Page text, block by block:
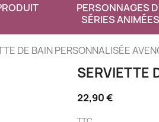
PERSONNAGES
SÉRIES ANIMÉES
DE BAIN PERSONNALISÉE
SERVIETTE
22,90 €